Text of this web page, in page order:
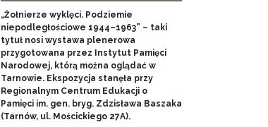
„Żołnierze wyklęci. Podziemie
niepodległościowe 1944–1963” – taki
tytuł nosi wystawa plenerowa
przygotowana przez Instytut Pamięci
Narodowej, którą można oglądać w
Tarnowie. Ekspozycja stanęła przy
Regionalnym Centrum Edukacji o
Pamięci im. gen. bryg. Zdzisława Baszaka
(Tarnów, ul. Mościckiego 27A).